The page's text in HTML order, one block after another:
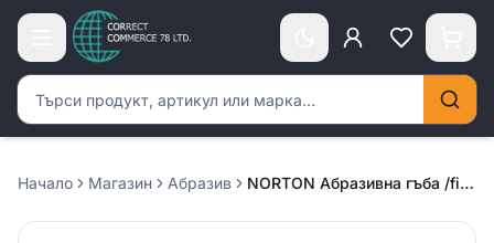
Търсене на продукти
Начало Магазин Абразив NORTON Абразивна гъба /fine 220-400/ – жълт